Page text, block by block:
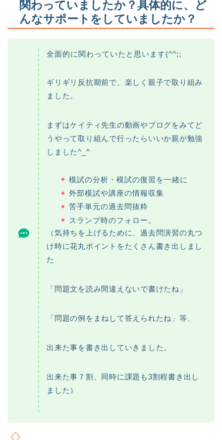
関わっていましたか？具体的に、ど
んなサポートをしていましたか？
全面的に関わっていたと思います(^^;;
ギリギリ反抗期前で、楽しく親子で取り組み
ました。
まずはケイティ先生の動画やブログをみてど
うやって取り組んで行ったらいいか親が勉強
しました^_^
模試の分析・模試の復習を一緒に
外部模試や講座の情報収集
苦手単元の過去問抜粋
スランプ時のフォロー。
（気持ちを上げるために、過去問演習の丸つ
け時に花丸ポイントをたくさん書き出しまし
た
「問題文を読み間違えないで書けたね」
「問題の例をまねして答えられたね」等、
出来た事を書き出していきました。
出来た事７割、同時に課題も3割程書き出し
ました）